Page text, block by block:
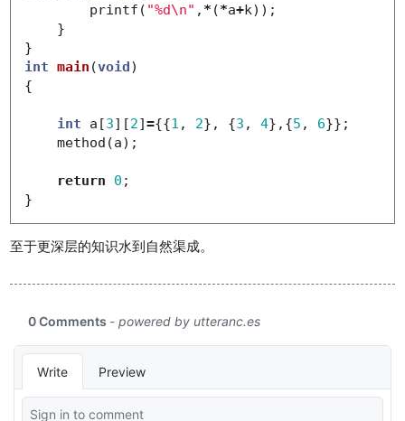
printf ( "%d\n" , * (*a+k));
}
}
int main (void)
{
int a [3][2]={{1 , 2}, {3 , 4},{5 , 6}};
method (a);
return 0 ;
}
至于更深层的知识水到自然渠成。